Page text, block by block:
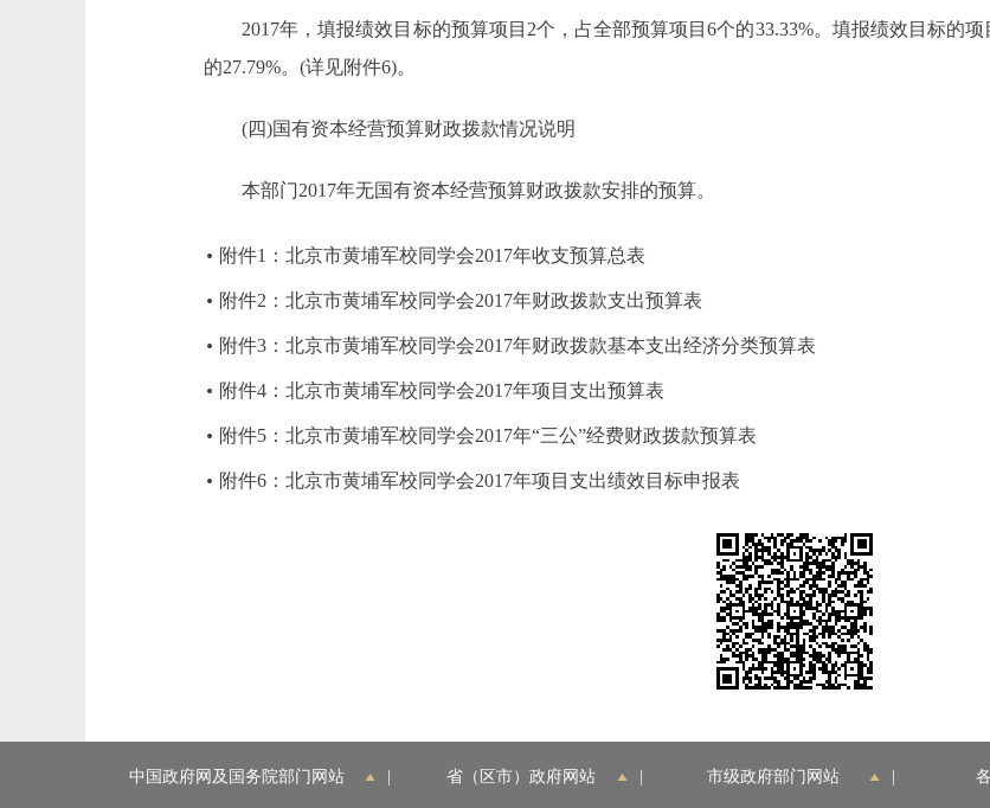
2017年，填报绩效目标的预算项目2个，占全部预算项目6个的33.33%。填报绩效目标的项
的27.79%。(详见附件6)。
(四)国有资本经营预算财政拨款情况说明
本部门2017年无国有资本经营预算财政拨款安排的预算。
附件1：北京市黄埔军校同学会2017年收支预算总表
附件2：北京市黄埔军校同学会2017年财政拨款支出预算表
附件3：北京市黄埔军校同学会2017年财政拨款基本支出经济分类预算表
附件4：北京市黄埔军校同学会2017年项目支出预算表
附件5：北京市黄埔军校同学会2017年“三公”经费财政拨款预算表
附件6：北京市黄埔军校同学会2017年项目支出绩效目标申报表
中国政府网及国务院部门网站 省（区市）政府网站 市级政府部门网站